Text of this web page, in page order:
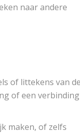
naar andere
of littekens van de
of een verbinding
maken, of zelfs